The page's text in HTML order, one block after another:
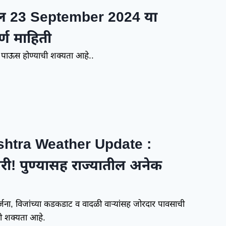
September 2024 या
माहिती
होण्याची शक्यता आहे..
Weather Update :
पुण्यासह राज्यातील अनेक
कडकडाट व वादळी वाऱ्यांसह जोरदार पावसाची
शक्यता आहे.